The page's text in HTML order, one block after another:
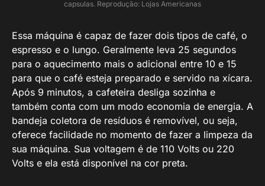
capsulas. Reprodução: Lojas Americanas
Essa máquina é capaz de fazer dois tipos de café, o
espresso e o lungo. Geralmente leva 25 segundos
para o aquecimento mais o adicional entre 10 e 15
para que o café esteja preparado e servido na xícara.
Após 9 minutos, a cafeteira desliga sozinha e
também conta com um modo economia de energia. A
bandeja coletora de resíduos é removível, ou seja,
oferece facilidade no momento de fazer a limpeza da
sua máquina. Sua voltagem é de 110 Volts ou 220
Volts e ela está disponível na cor preta.